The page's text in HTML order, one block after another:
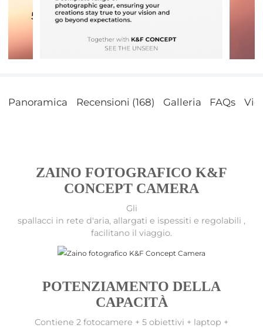
Panoramica Recensioni (168) Galleria FAQs
ZAINO FOTOGRAFICO K&F
CONCEPT CAMERA
Gli
spallacci in rete d'aria, allargati e ispessiti e regolabili ,
facilitano il viaggio.
POTENZIAMENTO DELLA
CAPACITÀ
Contiene 2 fotocamere + 5 obiettivi + laptop +